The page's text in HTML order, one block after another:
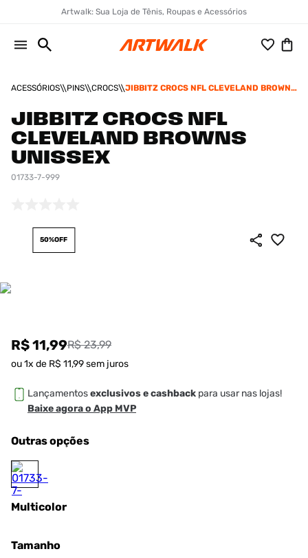
Artwalk: Sua Loja de Tênis, Roupas e Acessórios
ACESSÓRIOS PINS CROCS
JIBBITZ CROCS NFL CLEVELAND BROWNS
JIBBITZ CROCS NFL
CLEVELAND BROWNS
UNISSEX
01733-7-999
50%OFF
R$ 11,99R$ 23,99
ou1x de R$ 11,99sem juros
Lançamentosexclusivos e cashback para usar nas lojas!
Baixe agora o App MVP
Outras opções
Multicolor
Tamanho